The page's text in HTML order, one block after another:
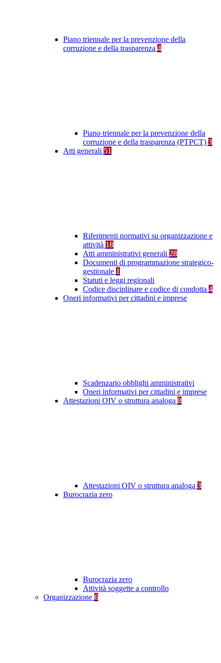
Piano triennale per la prevenzione della
corruzione e della trasparenza 4
Piano triennale per la prevenzione della
corruzione e della trasparenza (PTPCT) 3
Atti generali 51
Riferimenti normativi su organizzazione e
attività 18
Atti amministrativi generali 28
Documenti di programmazione strategico-
gestionale 1
Statuti e leggi regionali
Codice disciplinare e codice di condotta 4
Oneri informativi per cittadini e imprese
Scadenzario obblighi amministrativi
Oneri informativi per cittadini e imprese
Attestazioni OIV o struttura analoga 8
Attestazioni OIV o struttura analoga 3
Burocrazia zero
Burocrazia zero
Attività soggette a controllo
Organizzazione 6